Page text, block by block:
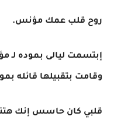
روح قلب عمك مؤنس.
إبتسمت ليالى بموده لـ
وقامت بتقبيلها قائله
قلبي كان حاسس إنك